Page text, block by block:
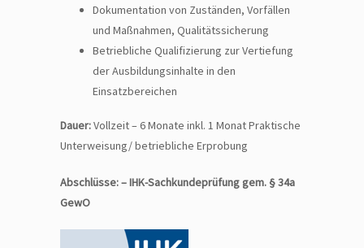
Dokumentation von Zuständen, Vorfällen
und Maßnahmen, Qualitätssicherung
Betriebliche Qualifizierung zur Vertiefung
der Ausbildungsinhalte in den
Einsatzbereichen
Dauer:Vollzeit – 6 Monate inkl. 1 Monat Praktische
Unterweisung/ betriebliche Erprobung
Abschlüsse:–IHK-Sachkundeprüfung gem. § 34a
GewO